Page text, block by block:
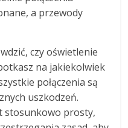
a przewody
czy oświetlenie
na jakiekolwiek
połączenia są
uszkodzeń.
stosunkowo prosty,